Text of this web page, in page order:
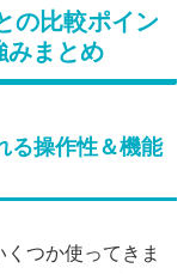
の比較ポイン
みまとめ
る操作性＆機能
つか使ってきま